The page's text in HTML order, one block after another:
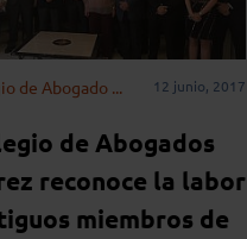
de Abogado ... 12 junio, 2017
de Abogados
reconoce la labor
miembros de